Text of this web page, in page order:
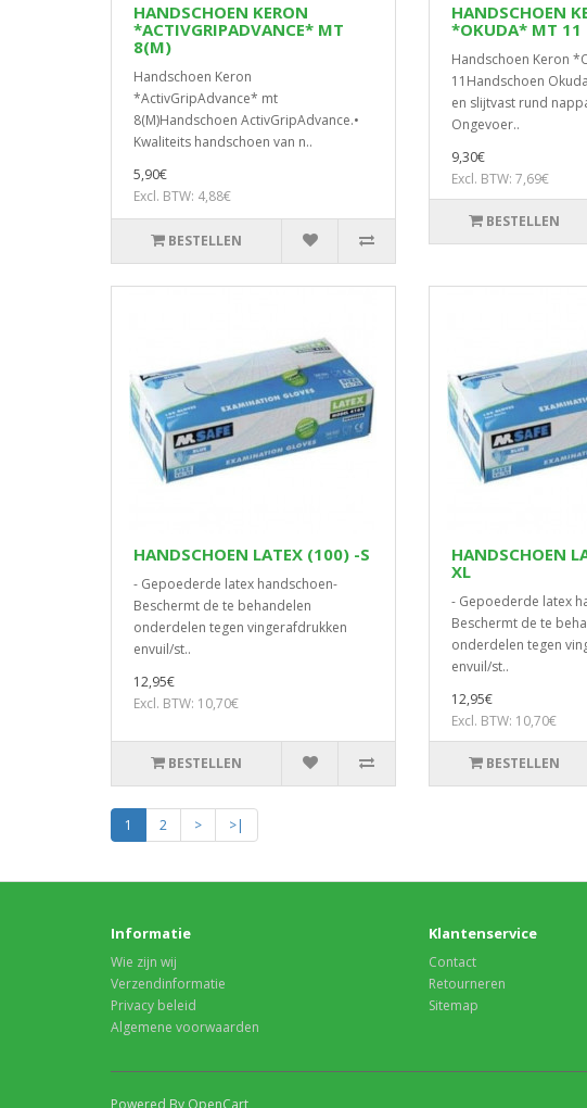
HANDSCHOEN KERON
*ACTIVGRIPADVANCE* MT
8(M)
Handschoen Keron
*ActivGripAdvance* mt
8(M)Handschoen ActivGripAdvance.•
Kwaliteits handschoen van n..
5,90€
Excl. BTW: 4,88€
BESTELLEN
HANDSCHOEN
*OKUDA* MT 11
Handschoen Keron
11Handschoen
en slijtvast rund
Ongevoer..
9,30€
Excl. BTW: 7,69€
BESTELLEN
HANDSCHOEN LATEX (100) -S
- Gepoederde latex handschoen-
Beschermt de te behandelen
onderdelen tegen vingerafdrukken
envuil/st..
12,95€
Excl. BTW: 10,70€
BESTELLEN
HANDSCHOEN
XL
- Gepoederde latex
Beschermt de te
onderdelen tegen
envuil/st..
12,95€
Excl. BTW: 10,70€
BESTELLEN
1 2 > >|
Informatie
Wie zijn wij
Verzendinformatie
Privacy beleid
Algemene voorwaarden
Klantenservice
Contact
Retourneren
Sitemap